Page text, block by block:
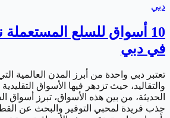
دبي
10 أسواق للسلع المستعملة
في دبي
تعتبر دبي واحدة من أبرز المدن العالمية
والتقاليد، حيث تزدهر فيها الأسواق
الحديثة، من بين هذه الأسواق، تبرز أسواق
جذب فريدة لمحبي التوفير والبحث عن